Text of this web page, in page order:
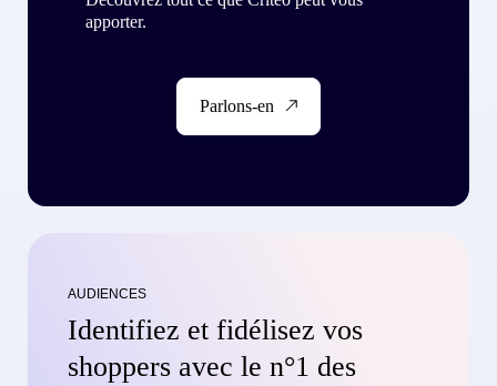
apporter.
Parlons-en
AUDIENCES
Identifiez et fidélisez vos
shoppers avec le n°1 des